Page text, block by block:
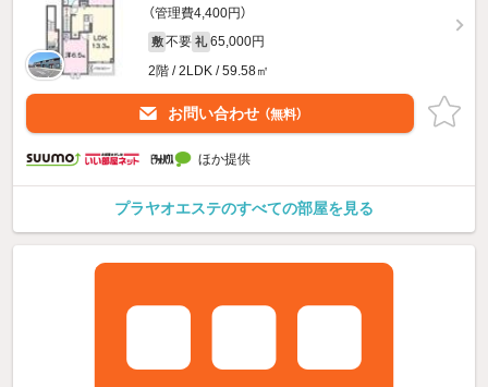
（管理費4,400円）
敷 不要 礼 65,000円
2階 / 2LDK / 59.58㎡
お問い合わせ （無料）
ほか提供
プラヤオエステのすべての部屋を見る